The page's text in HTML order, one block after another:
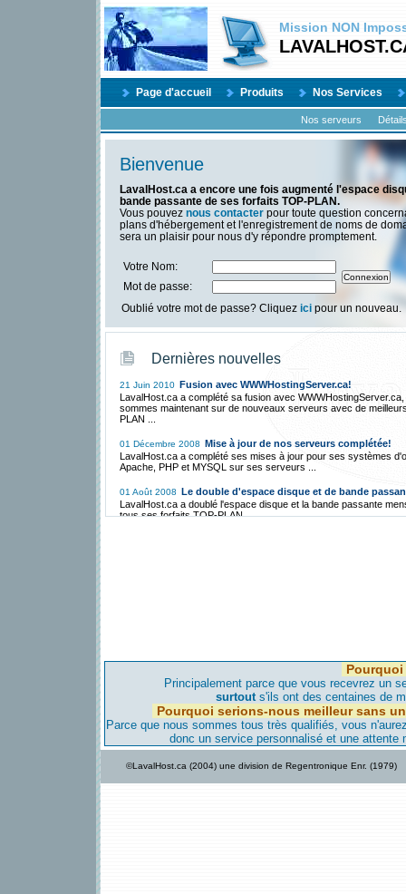
Mission NON
Page d'accueil Produits Nos Services
Nos serveurs
Bienvenue
LavalHost.ca a encore une fois augmenté l'espace
bande passante de ses forfaits TOP-PLAN.
Vous pouvez nous contacter pour toute question
plans d'hébergement et l'enregistrement de noms de
sera un plaisir pour nous d'y répondre promptement.
Votre Nom:
Mot de passe:
Oublié votre mot de passe? Cliquez ici pour un nouveau.
Dernières nouvelles
21 Juin 2010 Fusion avec WWWHostingServer.ca!
LavalHost.ca a complété sa fusion avec
sommes maintenant sur de nouveaux serveurs avec de
PLAN ...
01 Décembre 2008 Mise à jour de nos serveurs complétée!
LavalHost.ca a complété ses mises à jour pour ses systèmes
Apache, PHP et MYSQL sur ses serveurs ...
01 Août 2008 Le double d'espace disque et de bande
LavalHost.ca a doublé l'espace disque et la bande passante
tous ses forfaits TOP-PLAN ...
LavalHost.ca est déjà transféré vers notre serveur de Montréal,
aviserons nos clients avant de faire migrer leur site dans les
08 Avril 2007 Nouveau serveur maintenant à Montréal!
Pour améliorer, encore plus, notre qualité d'hébergement et
vitesse d'accès encore plus élevée nous avons un nouveau
Montréal...
support!
Principalement parce que vous recevrez un
surtouts'ils ont des centaines de
Pourquoi serions-nous meilleur sans
Parce que nous sommes tous très qualifiés, vous
donc un service personnalisé et une attente
©LavalHost.ca (2004) une division de Regentronique Enr. (1979)